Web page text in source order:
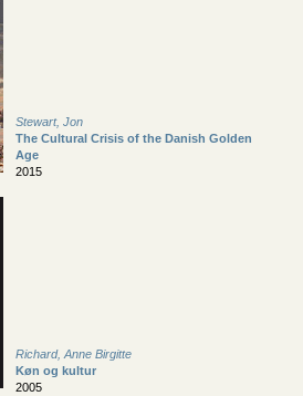
Stewart, Jon
The Cultural Crisis of the Danish Golden
Age
2015
Richard, Anne Birgitte
Køn og kultur
2005